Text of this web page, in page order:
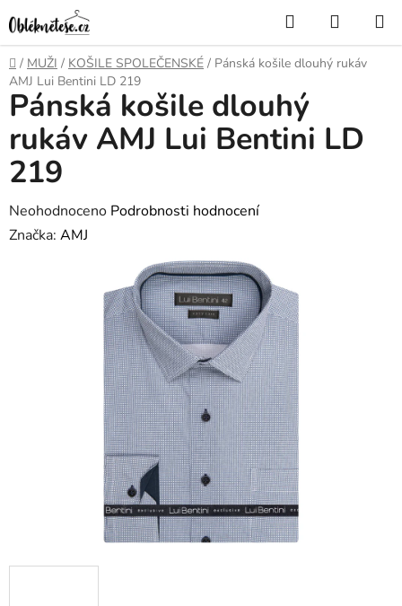
na
obsah
Hledat
KOŠÍK
Domů
/ MUŽI / KOŠILE SPOLEČENSKÉ / Pánská košile dlouhý rukáv
AMJ Lui Bentini LD 219
Pánská košile dlouhý
rukáv AMJ Lui Bentini LD
219
Průměrné
hodnocení
Neohodnoceno Podrobnosti hodnocení
Značka: AMJ